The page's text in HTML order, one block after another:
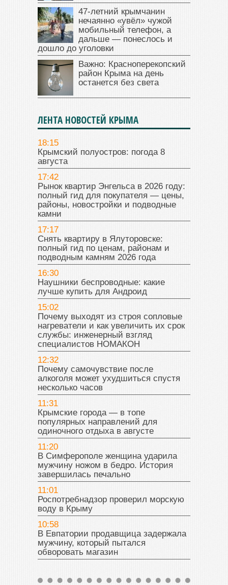
47‑летний крымчанин
нечаянно «увёл» чужой
мобильный телефон, а
дальше — понеслось и
дошло до уголовки
Важно: Красноперекопский
район Крыма на день
останется без света
ЛЕНТА НОВОСТЕЙ КРЫМА
18:15
Крымский полуостров: погода 8
августа
17:42
Рынок квартир Энгельса в 2026 году:
полный гид для покупателя — цены,
районы, новостройки и подводные
камни
17:17
Снять квартиру в Ялуторовске:
полный гид по ценам, районам и
подводным камням 2026 года
16:30
Наушники беспроводные: какие
лучше купить для Андроид
15:02
Почему выходят из строя сопловые
нагреватели и как увеличить их срок
службы: инженерный взгляд
специалистов НОМАКОН
12:32
Почему самочувствие после
алкоголя может ухудшиться спустя
несколько часов
11:31
Крымские города — в топе
популярных направлений для
одиночного отдыха в августе
11:20
В Симферополе женщина ударила
мужчину ножом в бедро. История
завершилась печально
11:01
Роспотребнадзор проверил морскую
воду в Крыму
10:58
В Евпатории продавщица задержала
мужчину, который пытался
обворовать магазин